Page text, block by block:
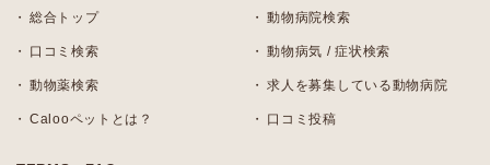
総合トップ 動物病院検索
口コミ検索 動物病気 / 症状検索
動物薬検索 求人を募集している動物病院
Calooペットとは？ 口コミ投稿